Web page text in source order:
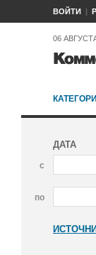
ВОЙТИ
06
ДАТА
с
по